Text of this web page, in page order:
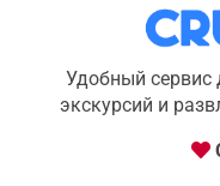
Удобный
экскурсий и